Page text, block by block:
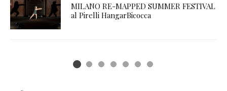
MILANO RE-MAPPED SUMMER FESTIVAL
al Pirelli HangarBicocca